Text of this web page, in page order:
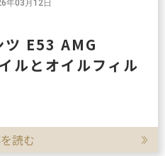
年03月12日
ツ E53 AMG
ルとオイルフィル
読む